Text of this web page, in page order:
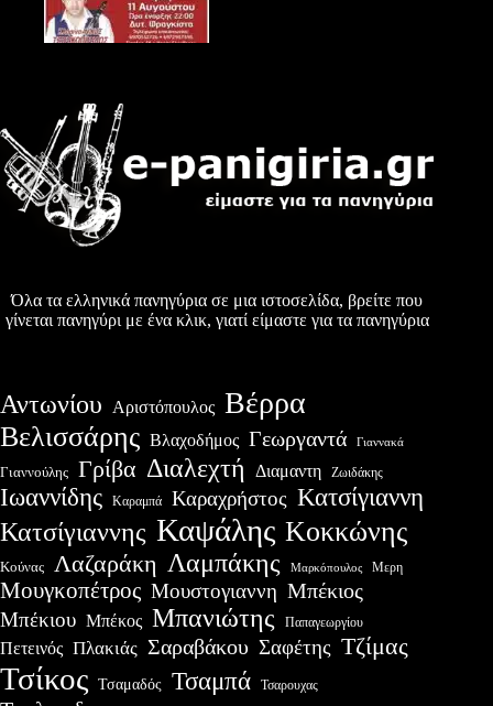
Όλα τα ελληνικά πανηγύρια σε μια ιστοσελίδα, βρείτε που
γίνεται πανηγύρι με ένα κλικ, γιατί είμαστε για τα πανηγύρια
Αντωνίου Αριστόπουλος Βέρρα
Βελισσάρης Βλαχοδήμος Γεωργαντά Γιαννακά
Γιαννούλης Γρίβα Διαλεχτή Διαμαντη Ζωιδάκης
Ιωαννίδης Καραμπά Καραχρήστος Κατσίγιαννη
Κατσίγιαννης Καψάλης Κοκκώνης
Κούνας Λαζαράκη Λαμπάκης Μαρκόπουλος Μερη
Μουγκοπέτρος Μουστογιαννη Μπέκιος
Μπέκιου Μπέκος Μπανιώτης Παπαγεωργίου
Πετεινός Πλακιάς Σαραβάκου Σαφέτης Τζίμας
Τσίκος Τσαμαδός Τσαμπά Τσαρουχας